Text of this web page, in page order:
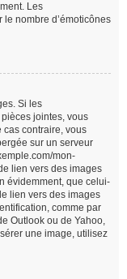
Les
nombre d’émoticônes
Si les
jointes, vous
cas contraire, vous
sur un serveur
mon-
lien vers des images
évidemment, que celui-
lien vers des images
comme par
Outlook ou de Yahoo,
une image, utilisez